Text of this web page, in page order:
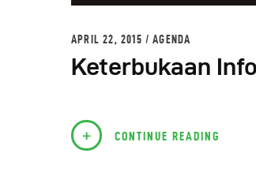
APRIL 22, 2015 AGENDA
Keterbukaan
CONTINUE READING